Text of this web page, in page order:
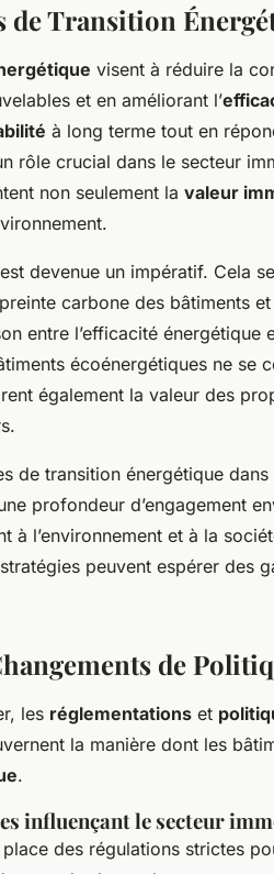
de Transition
visent à réduire la
et en améliorant l’
à long terme tout en
rôle crucial dans le secteur
non seulement la valeur
devenue un impératif. Cela
carbone des bâtiments
entre l’efficacité énergétique
écoénergétiques ne se
également la valeur des
de transition énergétique
profondeur d’engagement
à l’environnement et à la
peuvent espérer des
de
les réglementations et
la manière dont les
.
influençant le secteur
des régulations strictes